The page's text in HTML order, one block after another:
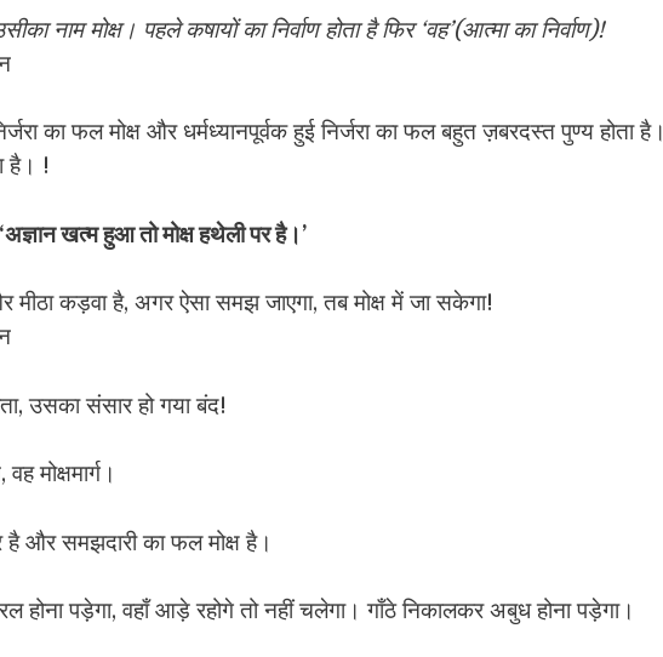
नाम मोक्ष। पहले कषायों का निर्वाण होता है फिर ‘वह’(आत्मा का निर्वाण)!
का फल मोक्ष और धर्मध्यानपूर्वक हुई निर्जरा का फल बहुत ज़बरदस्त पुण्य होता है।
है। !
खत्म हुआ तो मोक्ष हथेली पर है।’
मीठा कड़वा है, अगर ऐसा समझ जाएगा, तब मोक्ष में जा सकेगा!
उसका संसार हो गया बंद!
मोक्षमार्ग।
और समझदारी का फल मोक्ष है।
होना पड़ेगा, वहाँ आड़े रहोगे तो नहीं चलेगा। गाँठे निकालकर अबुध होना पड़ेगा।